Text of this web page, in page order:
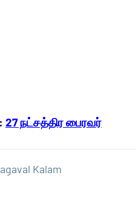
27 நட்சத்திர பைரவர்
Kalam